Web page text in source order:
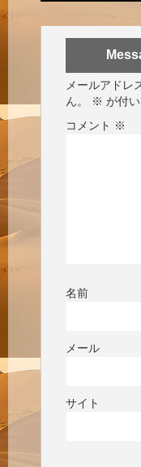
メールアドレ
ん。
※ が付
コメント ※
名前
メール
サイト